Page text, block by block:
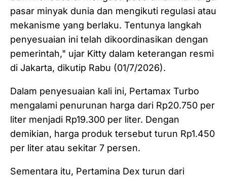
pasar minyak dunia dan mengikuti regulasi atau
mekanisme yang berlaku. Tentunya langkah
penyesuaian ini telah dikoordinasikan dengan
pemerintah," ujar Kitty dalam keterangan resmi
di Jakarta, dikutip Rabu (01/7/2026).
Dalam penyesuaian kali ini, Pertamax Turbo
mengalami penurunan harga dari Rp20.750 per
liter menjadi Rp19.300 per liter. Dengan
demikian, harga produk tersebut turun Rp1.450
per liter atau sekitar 7 persen.
Sementara itu, Pertamina Dex turun dari